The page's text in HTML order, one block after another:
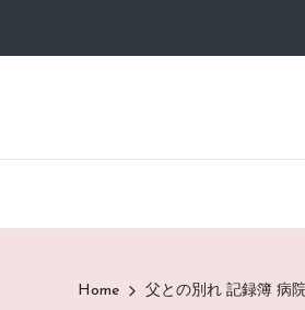
Home 父との別れ 記録簿 病